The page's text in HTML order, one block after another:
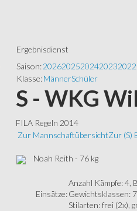
Ergebnisdienst
Saison: 20262025202420232022
Klasse: MännerSchüler
S - WKG
FILA Regeln 2014
Zur MannschaftübersichtZur (S)
Noah Reith - 76 kg
Einsätze:
Anzahl Kämpfe: 4,
Gewichtsklassen:
Stilarten: frei (2x),